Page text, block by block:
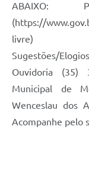
ABAIXO:
(https://
livre)
Sugestões/
Ouvidoria (35)
Municipal de
Wenceslau dos
Acompanhe pelo